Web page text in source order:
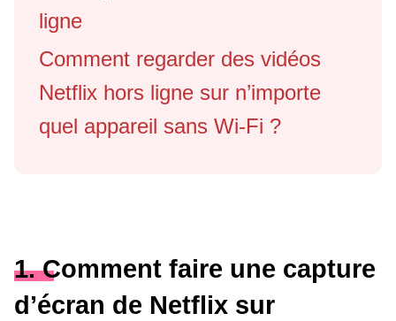
ligne
Comment regarder des vidéos
Netflix hors ligne sur n’importe
quel appareil sans Wi-Fi ?
1. Comment faire une capture
d’écran de Netflix sur